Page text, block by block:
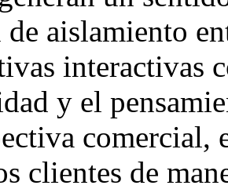
de aislamiento
interactivas
y el
comercial,
clientes de